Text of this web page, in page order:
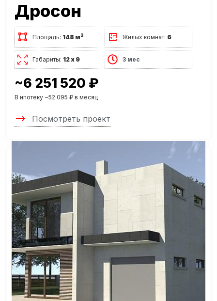
Дросон
Площадь: 148 м2 Жилых комнат: 6
Габариты: 12 х 9 3 мес
~6 251 520 ₽
В ипотеку ~52 095 ₽ в месяц
Посмотреть проект